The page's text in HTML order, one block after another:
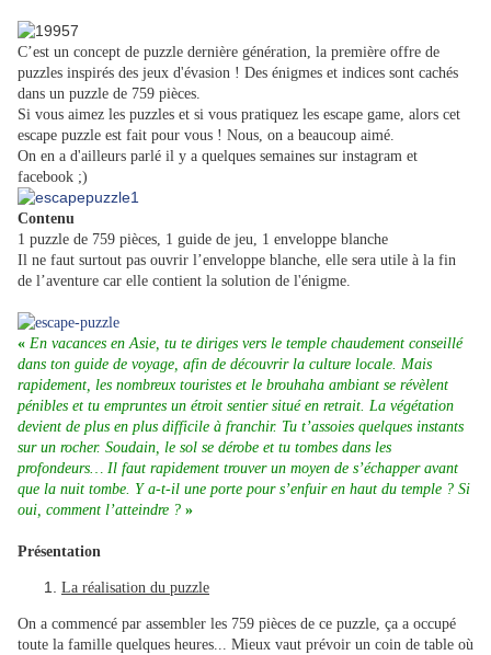
C’est un concept de puzzle dernière génération, la première offre de
puzzles inspirés des jeux d'évasion ! Des énigmes et indices sont cachés
dans un puzzle de 759 pièces.
Si vous aimez les puzzles et si vous pratiquez les escape game, alors cet
escape puzzle est fait pour vous ! Nous, on a beaucoup aimé.
On en a d'ailleurs parlé il y a quelques semaines sur instagram et
facebook ;)
Contenu
1 puzzle de 759 pièces, 1 guide de jeu, 1 enveloppe blanche
Il ne faut surtout pas ouvrir l’enveloppe blanche, elle sera utile à la fin
de l’aventure car elle contient la solution de l'énigme.
« En vacances en Asie, tu te diriges vers le temple chaudement conseillé
dans ton guide de voyage, afin de découvrir la culture locale. Mais
rapidement, les nombreux touristes et le brouhaha ambiant se révèlent
pénibles et tu empruntes un étroit sentier situé en retrait. La végétation
devient de plus en plus difficile à franchir. Tu t’assoies quelques instants
sur un rocher. Soudain, le sol se dérobe et tu tombes dans les
profondeurs… Il faut rapidement trouver un moyen de s’échapper avant
que la nuit tombe. Y a-t-il une porte pour s’enfuir en haut du temple ? Si
oui, comment l’atteindre ? »
Présentation
La réalisation du puzzle
On a commencé par assembler les 759 pièces de ce puzzle, ça a occupé
toute la famille quelques heures... Mieux vaut prévoir un coin de table où